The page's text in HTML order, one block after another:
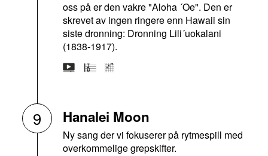
oss på er den vakre "Aloha ´Oe". Den er
skrevet av ingen ringere enn Hawaii sin
siste dronning: Dronning Lili´uokalani
(1838-1917).
9 Hanalei Moon
Ny sang der vi fokuserer på rytmespill med
overkommelige grepskifter.